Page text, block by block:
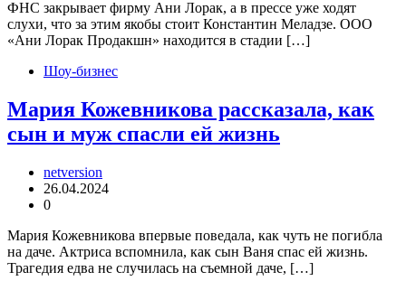
ФНС закрывает фирму Ани Лорак, а в прессе уже ходят
слухи, что за этим якобы стоит Константин Меладзе. ООО
«Ани Лорак Продакшн» находится в стадии […]
Шоу-бизнес
Мария Кожевникова рассказала, как
сын и муж спасли ей жизнь
netversion
26.04.2024
0
Мария Кожевникова впервые поведала, как чуть не погибла
на даче. Актриса вспомнила, как сын Ваня спас ей жизнь.
Трагедия едва не случилась на съемной даче, […]